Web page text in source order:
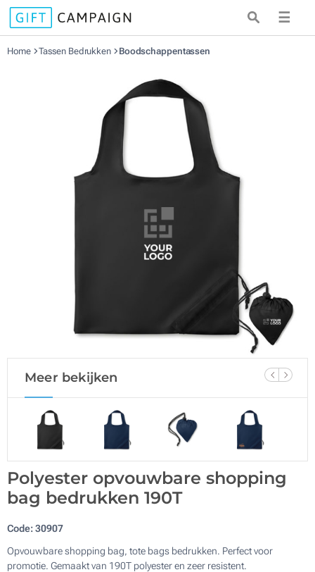
☰
Home Tassen Bedrukken Boodschappentassen
Meer bekijken
Polyester opvouwbare shopping
bag bedrukken 190T
Code:30907
Opvouwbare shopping bag, tote bags bedrukken. Perfect voor
promotie. Gemaakt van 190T polyester en zeer resistent.